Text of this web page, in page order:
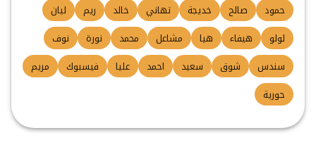
حمود
صالح خديجة تهاني خالد ريم
ليان
لولو
هيفاء هيا مشاعل محمد نورة
نوف
سندس
شوق سعيد احمد عليا فيسبوك
مريم
حورية